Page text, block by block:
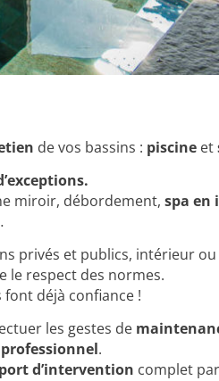
de vos bassins : piscineet
miroir, débordement, spa en
privés et publics, intérieur
le respect des normes.
déjà confiance !
les gestes de
.
d’intervention complet